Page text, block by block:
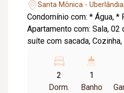
Santa Mônica -
Condomínio com: * Água, * Portão automático.
Apartamento com: Sala, 02 quartos sendo 01
suíte com sacada,
elevador, 48m² Cada,
disponíveis.
2
Dorm.
1
Banho